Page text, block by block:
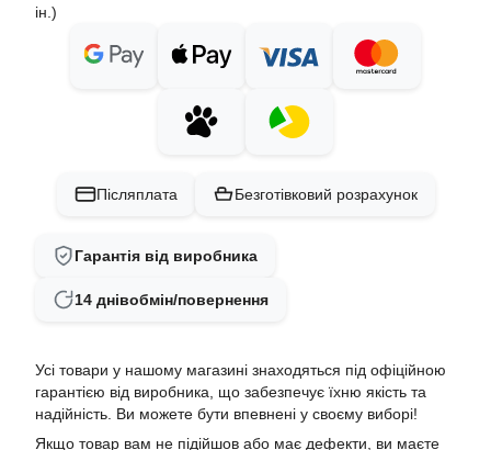
ін.)
Післяплата Безготівковий розрахунок
Гарантія від виробника
14 днівобмін/повернення
Усі товари у нашому магазині знаходяться під офіційною
гарантією від виробника, що забезпечує їхню якість та
надійність. Ви можете бути впевнені у своєму виборі!
Якщо товар вам не підійшов або має дефекти, ви маєте